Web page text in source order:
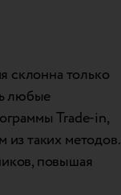
склонна только
любые
Trade-in,
таких методов.
повышая